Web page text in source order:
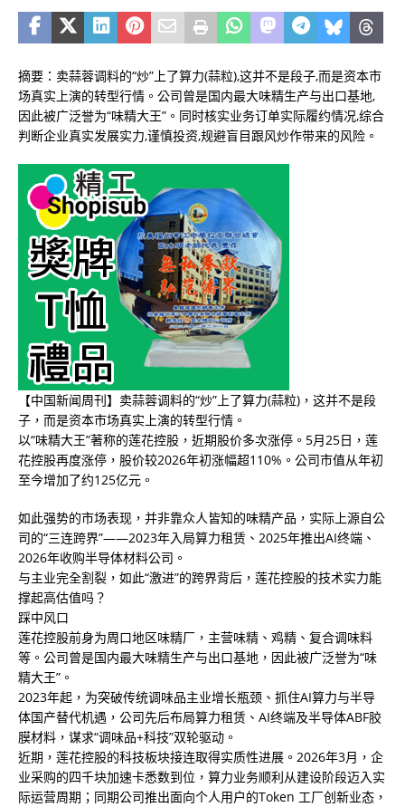
摘要：卖蒜蓉调料的“炒”上了算力(蒜粒),这并不是段子,而是资本市
场真实上演的转型行情。公司曾是国内最大味精生产与出口基地,
因此被广泛誉为“味精大王”。同时核实业务订单实际履约情况,综合
判断企业真实发展实力,谨慎投资,规避盲目跟风炒作带来的风险。
【中国新闻周刊】卖蒜蓉调料的“炒”上了算力(蒜粒)，这并不是段
子，而是资本市场真实上演的转型行情。
以“味精大王”著称的莲花控股，近期股价多次涨停。5月25日，莲
花控股再度涨停，股价较2026年初涨幅超110%。公司市值从年初
至今增加了约125亿元。
如此强势的市场表现，并非靠众人皆知的味精产品，实际上源自公
司的“三连跨界”——2023年入局算力租赁、2025年推出AI终端、
2026年收购半导体材料公司。
与主业完全割裂，如此“激进”的跨界背后，莲花控股的技术实力能
撑起高估值吗？
踩中风口
莲花控股前身为周口地区味精厂，主营味精、鸡精、复合调味料
等。公司曾是国内最大味精生产与出口基地，因此被广泛誉为“味
精大王”。
2023年起，为突破传统调味品主业增长瓶颈、抓住AI算力与半导
体国产替代机遇，公司先后布局算力租赁、AI终端及半导体ABF胶
膜材料，谋求“调味品+科技”双轮驱动。
近期，莲花控股的科技板块接连取得实质性进展。2026年3月，企
业采购的四千块加速卡悉数到位，算力业务顺利从建设阶段迈入实
际运营周期；同期公司推出面向个人用户的Token 工厂创新业态，